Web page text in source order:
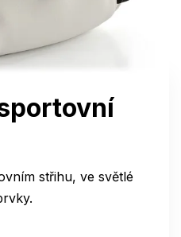
střihu, ve světlé